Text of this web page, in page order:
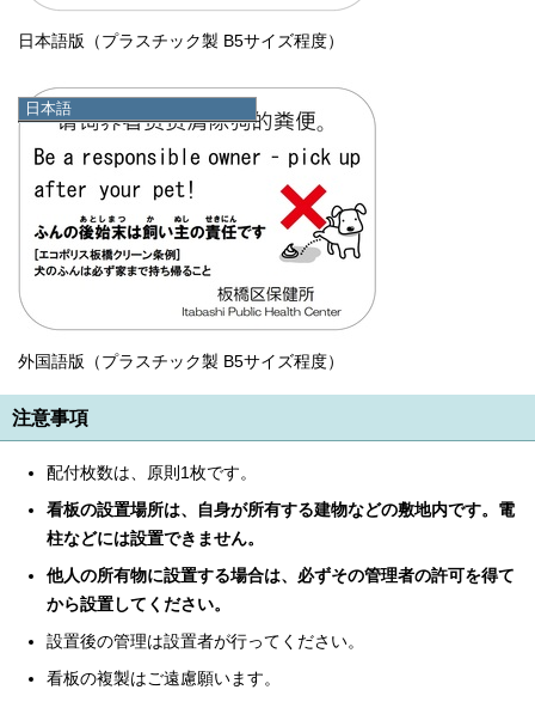
日本語
日本語
English
한국어
简体中文
繁體中文
日本語版（プラスチック製 B5サイズ程度）
外国語版（プラスチック製 B5サイズ程度）
注意事項
配付枚数は、原則1枚です。
看板の設置場所は、自身が所有する建物などの敷地内です。電
柱などには設置できません。
他人の所有物に設置する場合は、必ずその管理者の許可を得て
から設置してください。
設置後の管理は設置者が行ってください。
看板の複製はご遠慮願います。